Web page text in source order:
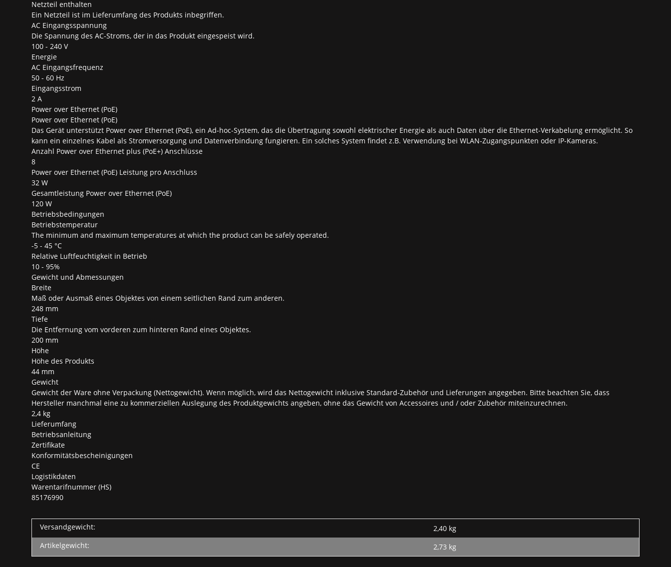
Netzteil enthalten
Ein Netzteil ist im Lieferumfang des Produkts inbegriffen.
AC Eingangsspannung
Die Spannung des AC-Stroms, der in das Produkt eingespeist wird.
100 - 240 V
Energie
AC Eingangsfrequenz
50 - 60 Hz
Eingangsstrom
2 A
Power over Ethernet (PoE)
Power over Ethernet (PoE)
Das Gerät unterstützt Power over Ethernet (PoE), ein Ad-hoc-System, das die Übertragung sowohl elektrischer Energie als auch Daten über die Ethernet-Verkabelung ermöglicht. So
kann ein einzelnes Kabel als Stromversorgung und Datenverbindung fungieren. Ein solches System findet z.B. Verwendung bei WLAN-Zugangspunkten oder IP-Kameras.
Anzahl Power over Ethernet plus (PoE+) Anschlüsse
8
Power over Ethernet (PoE) Leistung pro Anschluss
32 W
Gesamtleistung Power over Ethernet (PoE)
120 W
Betriebsbedingungen
Betriebstemperatur
The minimum and maximum temperatures at which the product can be safely operated.
-5 - 45 °C
Relative Luftfeuchtigkeit in Betrieb
10 - 95%
Gewicht und Abmessungen
Breite
Maß oder Ausmaß eines Objektes von einem seitlichen Rand zum anderen.
248 mm
Tiefe
Die Entfernung vom vorderen zum hinteren Rand eines Objektes.
200 mm
Höhe
Höhe des Produkts
44 mm
Gewicht
Gewicht der Ware ohne Verpackung (Nettogewicht). Wenn möglich, wird das Nettogewicht inklusive Standard-Zubehör und Lieferungen angegeben. Bitte beachten Sie, dass
Hersteller manchmal eine zu kommerziellen Auslegung des Produktgewichts angeben, ohne das Gewicht von Accessoires und / oder Zubehör miteinzurechnen.
2,4 kg
Lieferumfang
Betriebsanleitung
Zertifikate
Konformitätsbescheinigungen
CE
Logistikdaten
Warentarifnummer (HS)
85176990
Versandgewicht:
2,40 kg
Artikelgewicht:
2,73 kg